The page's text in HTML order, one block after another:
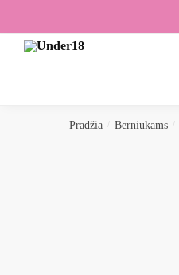
navigation
content
Pradžia Berniukams